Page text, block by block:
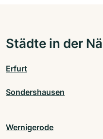
Städte in der
Erfurt
Sondershausen
Wernigerode